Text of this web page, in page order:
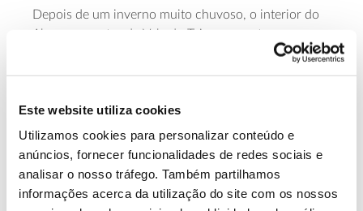
Este website utiliza cookies
Utilizamos cookies para personalizar conteúdo e
anúncios, fornecer funcionalidades de redes sociais e
analisar o nosso tráfego. Também partilhamos
informações acerca da utilização do site com os nossos
Depois de um inverno muito chuvoso, o interior do
Algarve e partes do Vale do Tejo apresentam um
crescimento invulgarmente elevado da vegetação,
aumentando o risco nesta época de incêndios, face
esta época sinais de vegetação que tornam o risco de
incêndio rural mais elevado e “este é precisamente o
tipo de sinal sazonal que importa identificar”.